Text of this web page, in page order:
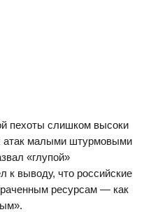
пехоты слишком высоки
атак малыми штурмовыми
«глупой»
к выводу, что российские
ресурсам — как